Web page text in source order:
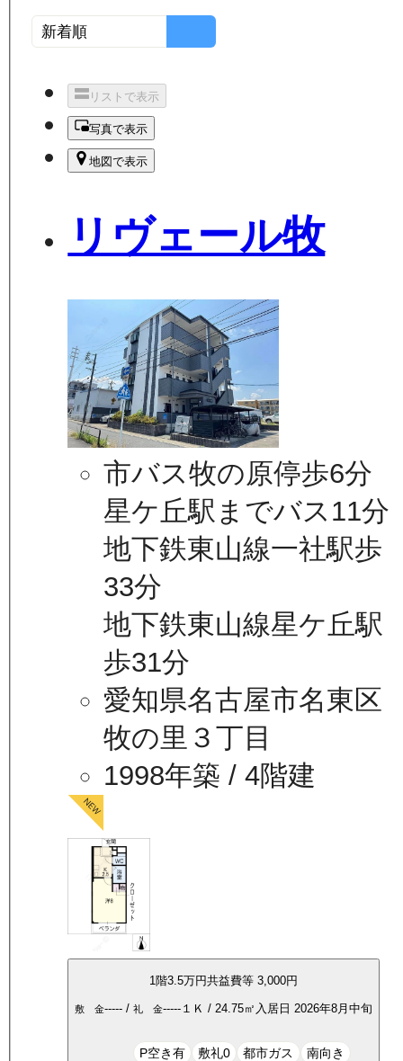
リストで表示
写真で表示
地図で表示
リヴェール牧
市バス牧の原停歩6分
星ケ丘駅までバス11分
地下鉄東山線一社駅歩
33分
地下鉄東山線星ケ丘駅
歩31分
愛知県名古屋市名東区
牧の里３丁目
1998年築 / 4階建
1 階3.5万円共益費等3,000円
敷 金----- /礼 金----- １Ｋ /24.75㎡ 入居日2026年8月中旬
P空き有 敷礼0 都市ガス 南向き